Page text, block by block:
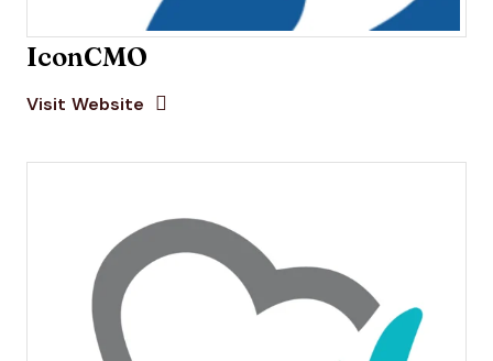
IconCMO
Visit Website Opens New Window